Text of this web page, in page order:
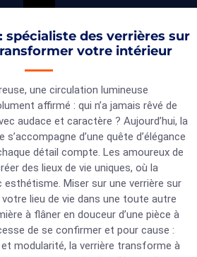
spécialiste des verrières sur
votre intérieur
une circulation lumineuse
affirmé : qui n’a jamais rêvé de
audace et caractère ? Aujourd’hui, la
d’une quête d’élégance
détail compte. Les amoureux de
des lieux de vie uniques, où la
Miser sur une verrière sur
lieu de vie dans une toute autre
à flâner en douceur d’une pièce à
de se confirmer et pour cause :
modularité, la verrière transforme à